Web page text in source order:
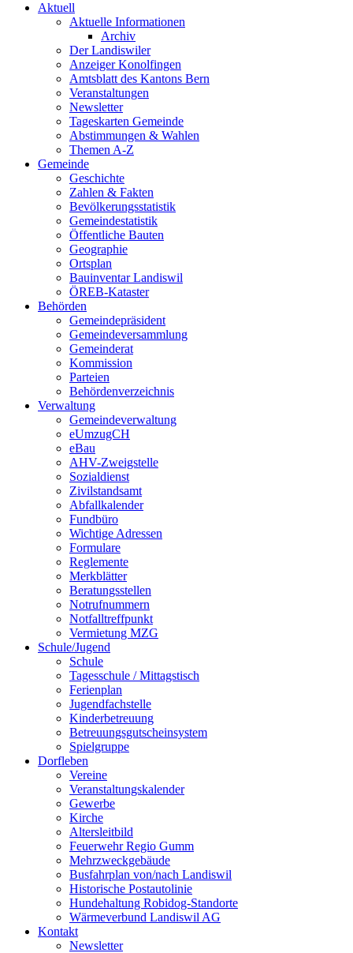
Aktuell
Aktuelle Informationen
Archiv
Der Landiswiler
Anzeiger Konolfingen
Amtsblatt des Kantons Bern
Veranstaltungen
Newsletter
Tageskarten Gemeinde
Abstimmungen & Wahlen
Themen A-Z
Gemeinde
Geschichte
Zahlen & Fakten
Bevölkerungsstatistik
Gemeindestatistik
Öffentliche Bauten
Geographie
Ortsplan
Bauinventar Landiswil
ÖREB-Kataster
Behörden
Gemeindepräsident
Gemeindeversammlung
Gemeinderat
Kommission
Parteien
Behördenverzeichnis
Verwaltung
Gemeindeverwaltung
eUmzugCH
eBau
AHV-Zweigstelle
Sozialdienst
Zivilstandsamt
Abfallkalender
Fundbüro
Wichtige Adressen
Formulare
Reglemente
Merkblätter
Beratungsstellen
Notrufnummern
Notfalltreffpunkt
Vermietung MZG
Schule/Jugend
Schule
Tagesschule / Mittagstisch
Ferienplan
Jugendfachstelle
Kinderbetreuung
Betreuungsgutscheinsystem
Spielgruppe
Dorfleben
Vereine
Veranstaltungskalender
Gewerbe
Kirche
Altersleitbild
Feuerwehr Regio Gumm
Mehrzweckgebäude
Busfahrplan von/nach Landiswil
Historische Postautolinie
Hundehaltung Robidog-Standorte
Wärmeverbund Landiswil AG
Kontakt
Newsletter